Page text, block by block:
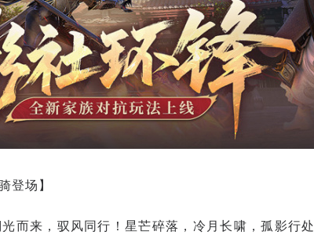
登场】
而来，驭风同行！星芒碎落，冷月长啸，孤影行